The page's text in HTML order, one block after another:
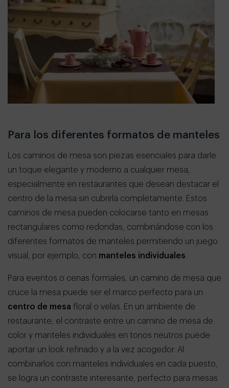
Para los diferentes formatos de manteles
Los caminos de mesa son piezas esenciales para darle
un toque elegante y moderno a cualquier mesa,
especialmente en restaurantes que desean destacar el
centro de la mesa sin cubrirla completamente. Estos
caminos de mesa pueden colocarse tanto en mesas
rectangulares como redondas, combinándose con los
diferentes formatos de manteles permitiendo un juego
visual, por ejemplo, con manteles individuales
Para eventos o cenas formales, un camino de mesa que
cruce la mesa puede ser el marco perfecto para un
centro de mesa floral o velas. En un ambiente de
restaurante, el contraste entre un camino de mesa de
color y manteles individuales en tonos neutros puede
aportar un look refinado y a la vez acogedor. Al
combinarlos con manteles individuales en cada puesto,
se logra un contraste interesante, perfecto para mesas